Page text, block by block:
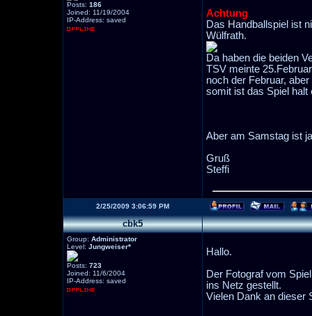
Posts: 186
Joined: 11/19/2004
IP-Address: saved
Achtung
Das Handballspiel ist
Wülfrath.
Da haben die beiden
TSV meinte
noch der Februar,
somit ist das Spiel halt
Aber am Samstag ist
Gruß
Steffi
2/25/2009 3:06:59 PM
cbk5
Group: Administrator
Level: Jungweiser*
Posts: 723
Joined: 11/6/2004
IP-Address: saved
Hallo.
Der Fotograf vom
ins Netz gestellt.
Vielen Dank an dieser